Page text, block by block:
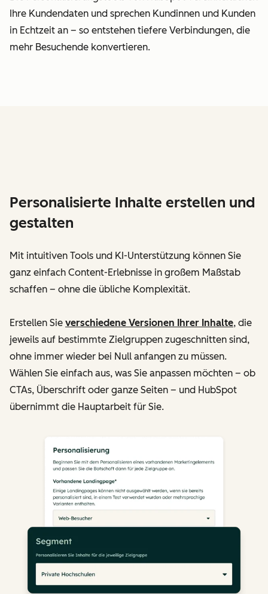
Ihre Kundendaten und sprechen Kundinnen und Kunden
in Echtzeit an – so entstehen tiefere Verbindungen, die
mehr Besuchende konvertieren.
Personalisierte Inhalte erstellen und
gestalten
Mit intuitiven Tools und KI-Unterstützung können Sie
ganz einfach Content-Erlebnisse in großem Maßstab
schaffen – ohne die übliche Komplexität.
Erstellen Sie verschiedene Versionen Ihrer Inhalte, die
jeweils auf bestimmte Zielgruppen zugeschnitten sind,
ohne immer wieder bei Null anfangen zu müssen.
Wählen Sie einfach aus, was Sie anpassen möchten – ob
CTAs, Überschrift oder ganze Seiten – und HubSpot
übernimmt die Hauptarbeit für Sie.